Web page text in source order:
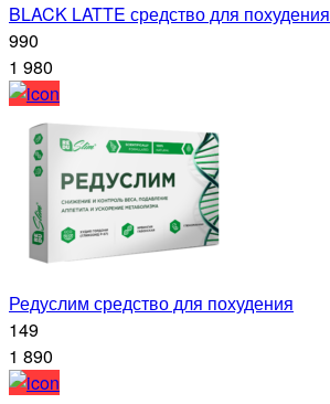
BLACK LATTE средство для похудения
990
1 980
Редуслим средство для похудения
149
1 890